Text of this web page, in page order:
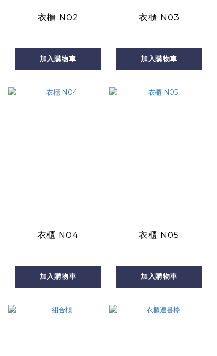
衣櫃 N02
加入購物車
衣櫃 N03
加入購物車
衣櫃 N04
加入購物車
衣櫃 N05
加入購物車